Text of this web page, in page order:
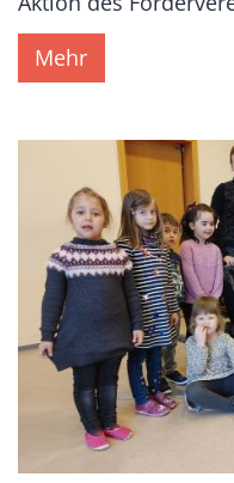
Mehr